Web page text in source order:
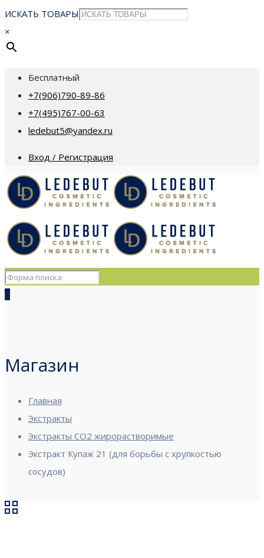
ИСКАТЬ ТОВАРЫ
×
Бесплатный
+7(906)790-89-86
+7(495)767-00-63
ledebut5@yandex.ru
Вход / Регистрация
0
Магазин
Главная
Экстракты
Экстракты CO2 жирорастворимые
Экстракт Купаж 21 (для борьбы с хрупкостью
сосудов)